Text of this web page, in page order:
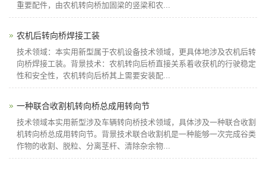
重要配件，由农机转向桥加固梁的竖梁和农...
农机后转向桥焊接工装
技术领域：本实用新型属于农机设备技术领域，更具体地涉及农机后转
向桥焊接工装。背景技术：农机转向后桥直接关系着收获机的行驶稳定
性和安全性，农机转向后桥其上需要安装配...
一种联合收割机转向桥总成用转向节
技术领域本实用新型涉及车辆转向桥技术领域，具体涉及一种联合收割
机转向桥总成用转向节。背景技术联合收割机是一种能够一次完成谷类
作物的收割、脱粒、分离茎杆、清除杂余物...